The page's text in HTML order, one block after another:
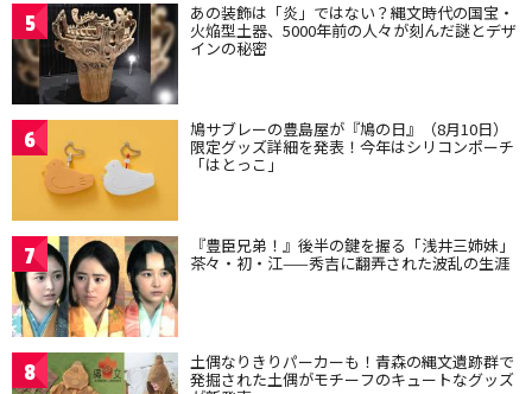
5 あの装飾は「炎」ではない？縄文時代の国宝・
火焔型土器、5000年前の人々が刻んだ謎とデザ
インの秘密
6 鳩サブレーの豊島屋が『鳩の日』（8月10日）
限定グッズ詳細を発表！今年はシリコンポーチ
「はとっこ」
7 『豊臣兄弟！』後半の鍵を握る「浅井三姉妹」
茶々・初・江——秀吉に翻弄された波乱の生涯
8 土偶なりきりパーカーも！青森の縄文遺跡群で
発掘された土偶がモチーフのキュートなグッズ